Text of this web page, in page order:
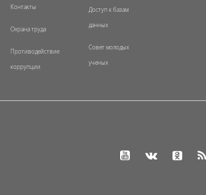
Контакты
Охрана труда
Противодействие
коррупции
Доступ к базам
данных
Совет молодых
ученых